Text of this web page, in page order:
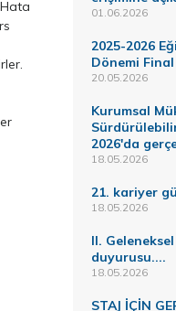
01.06.2026
2025-2026
Dönemi
20.05.2026
Kurumsal
2026'da
18.05.2026
21. kariyer
18.05.2026
II.
duyurusu....
18.05.2026
STAJ İÇİN